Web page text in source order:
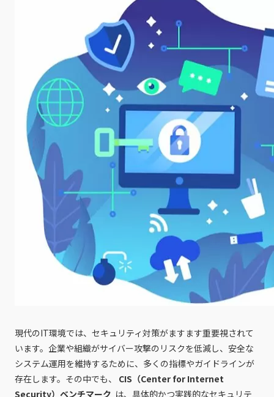
現代のIT環境では、セキュリティ対策がますます重要視されて
います。企業や組織がサイバー攻撃のリスクを低減し、安全な
システム運用を維持するために、多くの指標やガイドラインが
存在します。その中でも、
CIS（Center for Internet
Security）ベンチマーク は、具体的かつ実践的なセキュリテ